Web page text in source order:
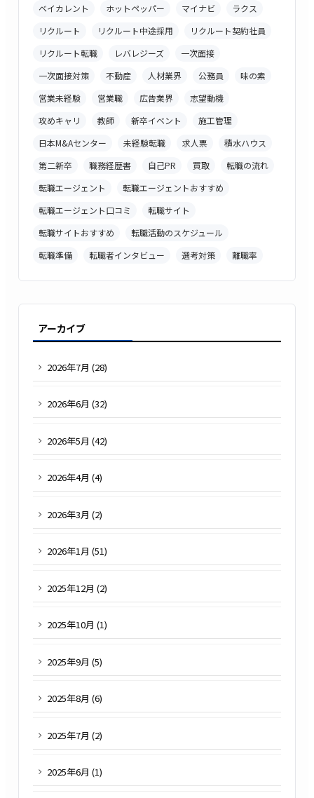
ベイカレント ホットペッパー マイナビ
ラクス
リクルート
リクルート中途採用
リクルート契約社員
リクルート転職
レバレジーズ
一次面接
一次面接対策
不動産 人材業界 公務員
味の素
営業未経験
営業職 広告業界
志望動機
攻めキャリ
教師 新卒イベント
施工管理
日本M&Aセンター
未経験転職 求人票
積水ハウス
第二新卒
職務経歴書 自己PR 買取
転職の流れ
転職エージェント
転職エージェントおすすめ
転職エージェント口コミ
転職サイト
転職サイトおすすめ
転職活動のスケジュール
転職準備
転職者インタビュー 選考対策 離職率
アーカイブ
2026年7月 (28)
2026年6月 (32)
2026年5月 (42)
2026年4月 (4)
2026年3月 (2)
2026年1月 (51)
2025年12月 (2)
2025年10月 (1)
2025年9月 (5)
2025年8月 (6)
2025年7月 (2)
2025年6月 (1)